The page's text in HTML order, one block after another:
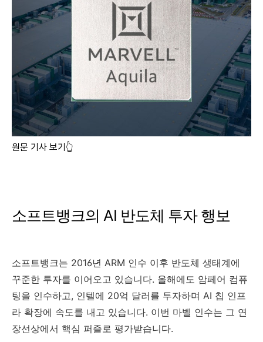
원문 기사 보기👆
소프트뱅크의 AI 반도체 투자 행보
소프트뱅크는 2016년 ARM 인수 이후 반도체 생태계에
꾸준한 투자를 이어오고 있습니다. 올해에도 암페어 컴퓨
팅을 인수하고, 인텔에 20억 달러를 투자하며 AI 칩 인프
라 확장에 속도를 내고 있습니다. 이번 마벨 인수는 그 연
장선상에서 핵심 퍼즐로 평가받습니다.